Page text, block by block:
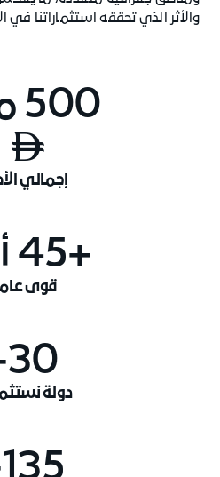
والأثر الذي تحققه استثماراتنا
500 مليار

إجمالي
+45 ألف
قوى
30+
دولة